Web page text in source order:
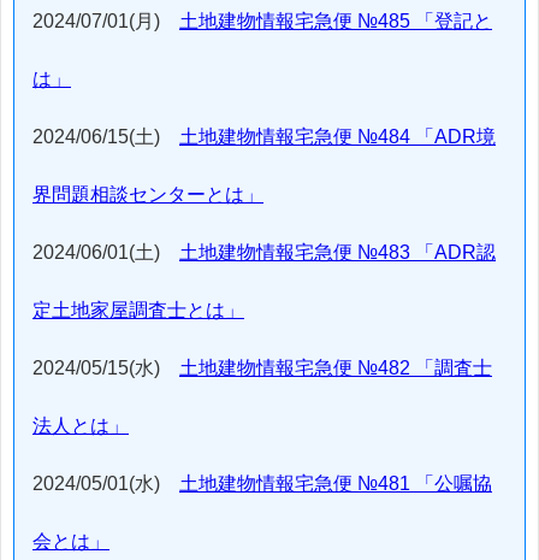
2024/07/01(月) 土地建物情報宅急便 №485 「登記と
は」
2024/06/15(土) 土地建物情報宅急便 №484 「ADR境
界問題相談センターとは」
2024/06/01(土) 土地建物情報宅急便 №483 「ADR認
定土地家屋調査士とは」
2024/05/15(水) 土地建物情報宅急便 №482 「調査士
法人とは」
2024/05/01(水) 土地建物情報宅急便 №481 「公嘱協
会とは」